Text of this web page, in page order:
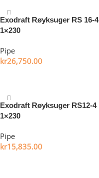
Exodraft Røyksuger RS 16-4
1×230
Pipe
kr26,750.00
Exodraft Røyksuger RS12-4
1×230
Pipe
kr15,835.00